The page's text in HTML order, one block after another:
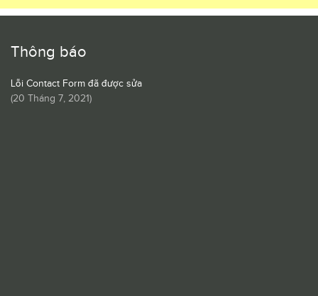
Thông báo
Lỗi Contact Form đã được sửa
(20 Tháng 7, 2021)